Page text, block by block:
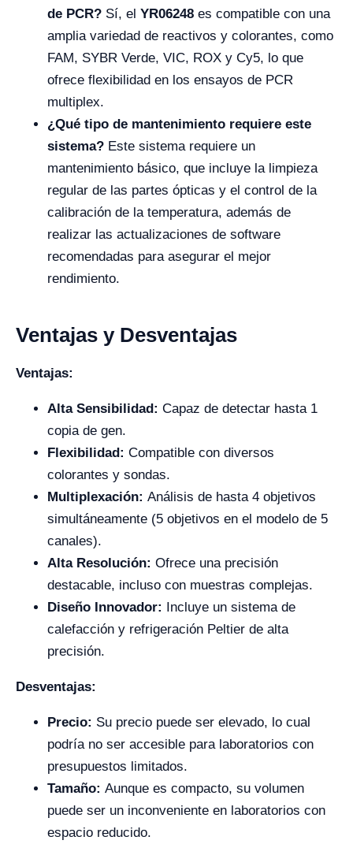
de PCR? Sí, el YR06248 es compatible con una
amplia variedad de reactivos y colorantes, como
FAM, SYBR Verde, VIC, ROX y Cy5, lo que
ofrece flexibilidad en los ensayos de PCR
multiplex.
¿Qué tipo de mantenimiento requiere este
sistema? Este sistema requiere un
mantenimiento básico, que incluye la limpieza
regular de las partes ópticas y el control de la
calibración de la temperatura, además de
realizar las actualizaciones de software
recomendadas para asegurar el mejor
rendimiento.
Ventajas y Desventajas
Ventajas:
Alta Sensibilidad: Capaz de detectar hasta 1
copia de gen.
Flexibilidad: Compatible con diversos
colorantes y sondas.
Multiplexación: Análisis de hasta 4 objetivos
simultáneamente (5 objetivos en el modelo de 5
canales).
Alta Resolución: Ofrece una precisión
destacable, incluso con muestras complejas.
Diseño Innovador: Incluye un sistema de
calefacción y refrigeración Peltier de alta
precisión.
Desventajas:
Precio: Su precio puede ser elevado, lo cual
podría no ser accesible para laboratorios con
presupuestos limitados.
Tamaño: Aunque es compacto, su volumen
puede ser un inconveniente en laboratorios con
espacio reducido.